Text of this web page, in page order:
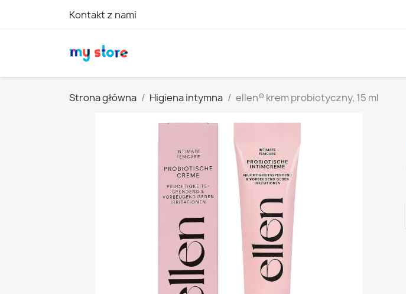
Kontakt z nami
Strona główna Higiena intymna ellen® krem probiotyczny, 15 ml